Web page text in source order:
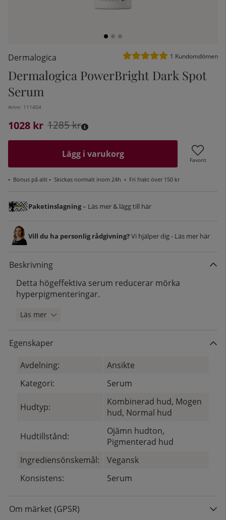
Dermalogica Medelbetyg 5 av 5 Antal
1 Kundomdömen
Dermalogica PowerBright Dark Spot
Serum
Artnr: 111404
1028 kr
Ordinarie pris:
1285kr
Lägg i varukorg
Favorit
• Bonus på allt • Skickas normalt inom 24h • Fri frakt över 150 kr
Paketinslagning– Läs mer & lägg till här
Vill du ha personlig rådgivning?Vi hjälper dig - Läs mer här
Beskrivning
Detta högeffektiva serum reducerar mörka
hyperpigmenteringar.
Läs mer
Egenskaper
Avdelning:
Ansikte
Kategori:
Serum
Hudtyp:
Kombinerad hud, Mogen
hud, Normal hud
Hudtillstånd:
Ojämn hudton,
Pigmenterad hud
Ingrediensönskemål:
Vegansk
Konsistens:
Serum
Om märket (GPSR)